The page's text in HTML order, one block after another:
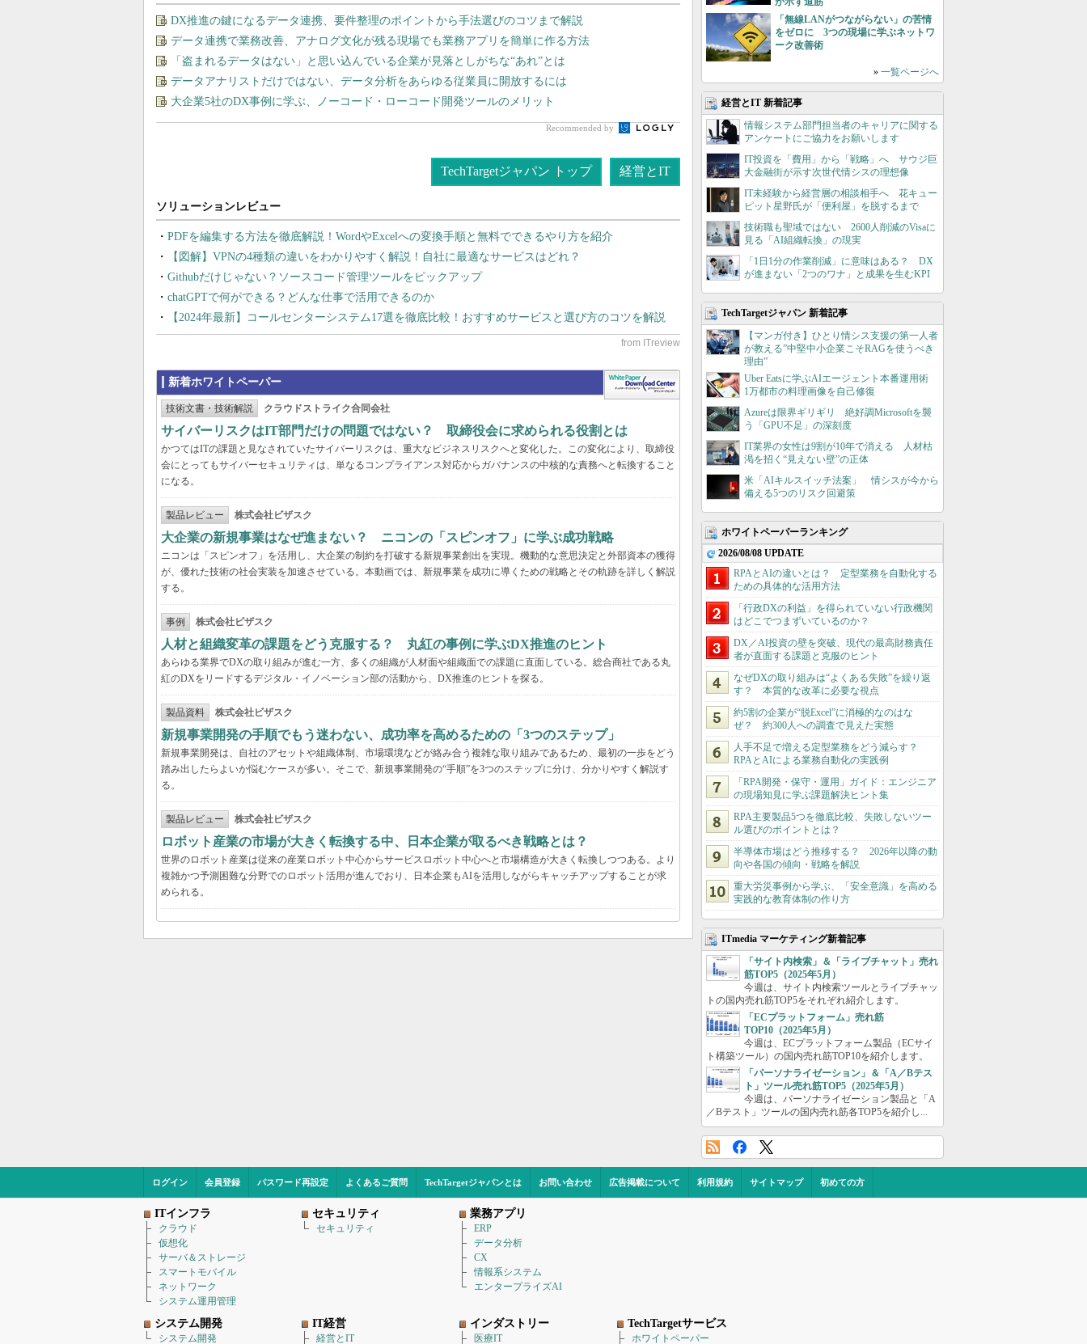
DX推進の鍵になるデータ連携、要件整理のポイントから手法選びのコツまで解説
データ連携で業務改善、アナログ文化が残る現場でも業務アプリを簡単に作る方法
「盗まれるデータはない」と思い込んでいる企業が見落としがちな“あれ”とは
データアナリストだけではない、データ分析をあらゆる従業員に開放するには
大企業5社のDX事例に学ぶ、ノーコード・ローコード開発ツールのメリット
Recommended by
TechTargetジャパン トップ 経営とIT
PDFを編集する方法を徹底解説！WordやExcelへの変換手順と無料でできるやり方を紹介
【図解】VPNの4種類の違いをわかりやすく解説！自社に最適なサービスはどれ？
Githubだけじゃない？ソースコード管理ツールをピックアップ
chatGPTで何ができる？どんな仕事で活用できるのか
【2024年最新】コールセンターシステム17選を徹底比較！おすすめサービスと選び方のコツを解説
新着ホワイトペーパー
技術文書・技術解説 クラウドストライク合同会社
サイバーリスクはIT部門だけの問題ではない？ 取締役会に求められる役割とは
かつてはITの課題と見なされていたサイバーリスクは、重大なビジネスリスクへと変化した。この変化により、取締役
会にとってもサイバーセキュリティは、単なるコンプライアンス対応からガバナンスの中核的な責務へと転換すること
になる。
製品レビュー 株式会社ビザスク
大企業の新規事業はなぜ進まない？ ニコンの「スピンオフ」に学ぶ成功戦略
ニコンは「スピンオフ」を活用し、大企業の制約を打破する新規事業創出を実現。機動的な意思決定と外部資本の獲得
が、優れた技術の社会実装を加速させている。本動画では、新規事業を成功に導くための戦略とその軌跡を詳しく解説
する。
事例 株式会社ビザスク
人材と組織変革の課題をどう克服する？ 丸紅の事例に学ぶDX推進のヒント
あらゆる業界でDXの取り組みが進む一方、多くの組織が人材面や組織面での課題に直面している。総合商社である丸
紅のDXをリードするデジタル・イノベーション部の活動から、DX推進のヒントを探る。
製品資料 株式会社ビザスク
新規事業開発の手順でもう迷わない、成功率を高めるための「3つのステップ」
新規事業開発は、自社のアセットや組織体制、市場環境などが絡み合う複雑な取り組みであるため、最初の一歩をどう
踏み出したらよいか悩むケースが多い。そこで、新規事業開発の“手順”を3つのステップに分け、分かりやすく解説す
る。
製品レビュー 株式会社ビザスク
ロボット産業の市場が大きく転換する中、日本企業が取るべき戦略とは？
世界のロボット産業は従来の産業ロボット中心からサービスロボット中心へと市場構造が大きく転換しつつある。より
複雑かつ予測困難な分野でのロボット活用が進んでおり、日本企業もAIを活用しながらキャッチアップすることが求
められる。
「無線LANがつながらない」の苦情
をゼロに 3つの現場に学ぶネットワ
ーク改善術
» 一覧ページへ
経営とIT 新着記事
情報システム部門担当者のキャリアに関する
アンケートにご協力をお願いします
IT投資を「費用」から「戦略」へ サウジ巨
大金融街が示す次世代情シスの理想像
IT未経験から経営層の相談相手へ 花キュー
ピット星野氏が「便利屋」を脱するまで
技術職も聖域ではない 2600人削減のVisaに
見る「AI組織転換」の現実
「1日1分の作業削減」に意味はある？ DX
が進まない「2つのワナ」と成果を生むKPI
TechTargetジャパン 新着記事
【マンガ付き】ひとり情シス支援の第一人者
が教える”中堅中小企業こそRAGを使うべき
理由”
Uber Eatsに学ぶAIエージェント本番運用術
1万都市の料理画像を自己修復
Azureは限界ギリギリ 絶好調Microsoftを襲
う「GPU不足」の深刻度
IT業界の女性は9割が10年で消える 人材枯
渇を招く“見えない壁”の正体
米「AIキルスイッチ法案」 情シスが今から
備える5つのリスク回避策
ホワイトペーパーランキング
2026/08/08 UPDATE
RPAとAIの違いとは？ 定型業務を自動化する
ための具体的な活用方法
「行政DXの利益」を得られていない行政機関
はどこでつまずいているのか？
DX／AI投資の壁を突破、現代の最高財務責任
者が直面する課題と克服のヒント
なぜDXの取り組みは“よくある失敗”を繰り返
す？ 本質的な改革に必要な視点
約5割の企業が“脱Excel”に消極的なのはな
ぜ？ 約300人への調査で見えた実態
人手不足で増える定型業務をどう減らす？
RPAとAIによる業務自動化の実践例
「RPA開発・保守・運用」ガイド：エンジニア
の現場知見に学ぶ課題解決ヒント集
RPA主要製品5つを徹底比較、失敗しないツー
ル選びのポイントとは？
半導体市場はどう推移する？ 2026年以降の動
向や各国の傾向・戦略を解説
重大労災事例から学ぶ、「安全意識」を高める
実践的な教育体制の作り方
ITmedia マーケティング新着記事
「サイト内検索」＆「ライブチャット」売れ
筋TOP5（2025年5月）
今週は、サイト内検索ツールとライブチャッ
トの国内売れ筋TOP5をそれぞれ紹介します。
「ECプラットフォーム」売れ筋
TOP10（2025年5月）
今週は、ECプラットフォーム製品（ECサイ
ト構築ツール）の国内売れ筋TOP10を紹介します。
「パーソナライゼーション」＆「A／Bテス
ト」ツール売れ筋TOP5（2025年5月）
今週は、パーソナライゼーション製品と「A
／Bテスト」ツールの国内売れ筋各TOP5を紹介し...
ログイン 会員登録 パスワード再設定 よくあるご質問 TechTargetジャパンとは お問い合わせ 広告掲載について 利用規約 サイトマップ 初めての方
ITインフラ
クラウド
仮想化
サーバ＆ストレージ
スマートモバイル
ネットワーク
システム運用管理
セキュリティ
セキュリティ
業務アプリ
ERP
データ分析
CX
情報系システム
エンタープライズAI
システム開発
システム開発
IT経営
経営とIT
インダストリー
医療IT
TechTargetサービス
ホワイトペーパー